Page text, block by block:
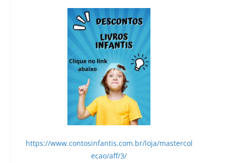
https://www.contosinfantis.com.br/loja/mastercol
ecao/aff/3/